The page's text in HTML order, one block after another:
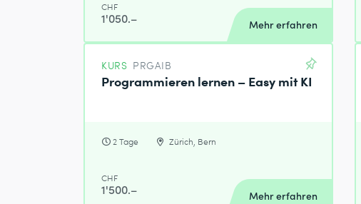
CHF
1'050.– Mehr erfahren
KURS PRGAIB
Programmieren lernen – Easy mit KI
2 Tage Zürich, Bern
CHF
1'500.– Mehr erfahren